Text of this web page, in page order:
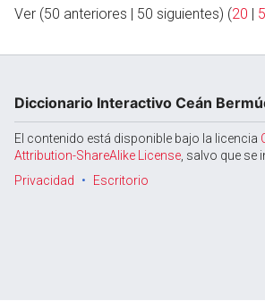
Ver (50 anteriores | 50 siguientes) (20 |
Diccionario Interactivo Ceán
El contenido está disponible bajo la licencia
Attribution-ShareAlike License , salvo que se
Privacidad
Escritorio